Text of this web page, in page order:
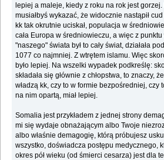
lepiej a maleje, kiedy z roku na rok jest
musiałbyś wykazać, że widocznie nastąpił
kk tak okrutnie uciskał, populacja w
cała Europa w średniowieczu, a więc z
"naszego" świata był to cały świat, działała
1077 co najmniej. Z wtrętem islamu. Więc
było lepiej. Na wszelki wypadek podkreślę:
składała się głównie z chłopstwa, to znaczy,
władzą kk, czy to w formie bezpośredniej, czy
na nim opartą, miał lepiej.
Somalia jest przykładem z jednej strony
mi się wydaje obnażającym albo Twoje
albo właśnie demagogię, którą próbujesz
wszystko, doświadcza postępu medycznego,
okres pół wieku (od śmierci cesarza) jest dla